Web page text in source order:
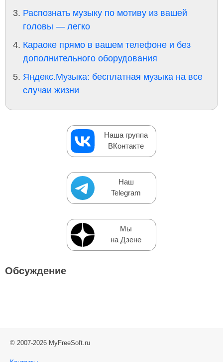
Распознать музыку по мотиву из вашей
головы — легко
Караоке прямо в вашем телефоне и без
дополнительного оборудования
Яндекс.Музыка: бесплатная музыка на все
случаи жизни
Наша группа
ВКонтакте
Наш
Telegram
Мы
на Дзене
Обсуждение
© 2007-2026 MyFreeSoft.ru